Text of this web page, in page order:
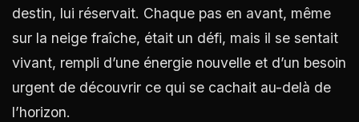
destin, lui réservait. Chaque pas en avant, même
sur la neige fraîche, était un défi, mais il se sentait
vivant, rempli d’une énergie nouvelle et d’un besoin
urgent de découvrir ce qui se cachait au-delà de
l’horizon.